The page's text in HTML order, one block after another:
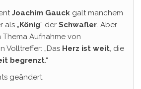
Joachim Gauck galt manchem
als „König“ der Schwafler. Aber
Thema Aufnahme von
Volltreffer: „Das Herz ist weit, die
begrenzt.“
geändert.